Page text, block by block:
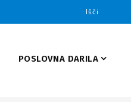
POSLOVNA DARILA